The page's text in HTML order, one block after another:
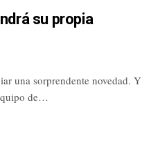
su propia
una sorprendente novedad. Y
de…